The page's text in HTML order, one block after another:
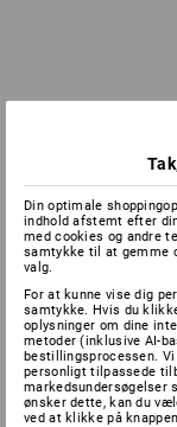
Din optimale
indhold afstemt efter
med cookies og andre
samtykke til at gemme
valg.
For at kunne vise dig
samtykke. Hvis du
oplysninger om dine
metoder (inklusive AI-
bestillingsprocessen.
personligt tilpassede
markedsundersøgelser
ønsker dette, kan du
ved at klikke på